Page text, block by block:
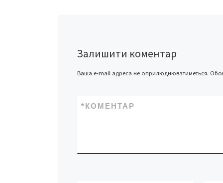
січні отримали
високі
Залишити коментар
Ваша e-mail адреса не оприлюднюватиметься.
КОМЕНТАР
*